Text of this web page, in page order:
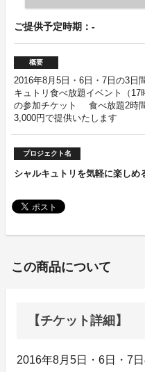
ご提供予定時期：-
概要
2016年8月5日・6日・7日の3日
キュトリ食べ放題イベント（17
の参加チケット 食べ放題2時
3,000円で提供いたします
プロジェクト名
シャルキュトリを気軽に楽しめ
この商品について
【チケット詳細】
2016年8月5日・6日・7